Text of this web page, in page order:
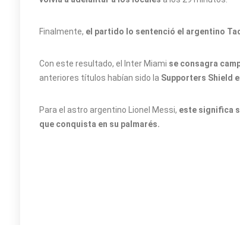
Finalmente, el partido lo sentenció el argentino
Con este resultado, el Inter Miami se consagra
anteriores títulos habían sido la Supporters Shield
Para el astro argentino Lionel Messi, este significa
que conquista en su palmarés.